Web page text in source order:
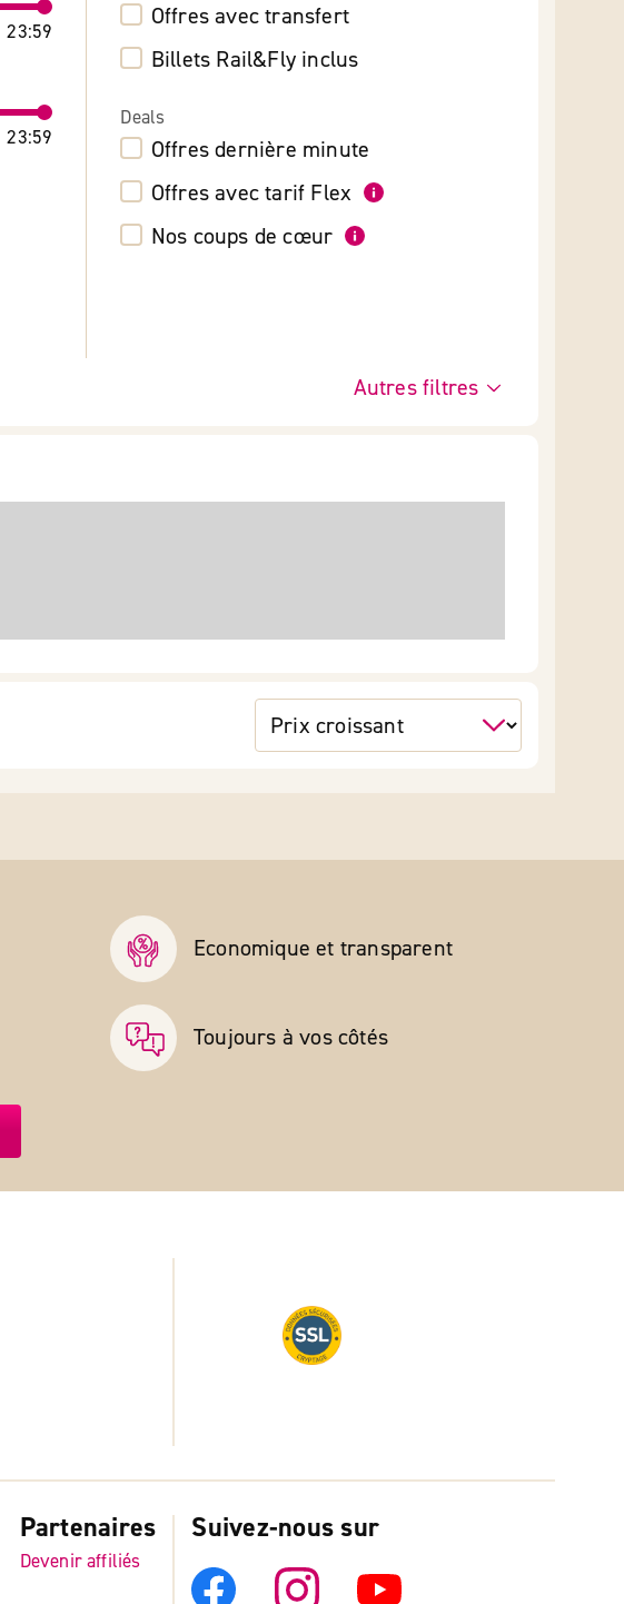
23:59
23:59
Offres avec transfert
Billets Rail&Fly inclus
Deals
Offres dernière minute
Offres avec tarif Flex
Nos coups de cœur
Autres filtres
Economique et transparent
Toujours à vos côtés
Partenaires
Devenir affiliés
Suivez-nous sur